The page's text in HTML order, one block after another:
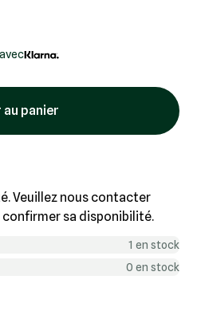
avec
panier
Veuillez nous contacter
sa disponibilité.
1 en stock
0 en stock